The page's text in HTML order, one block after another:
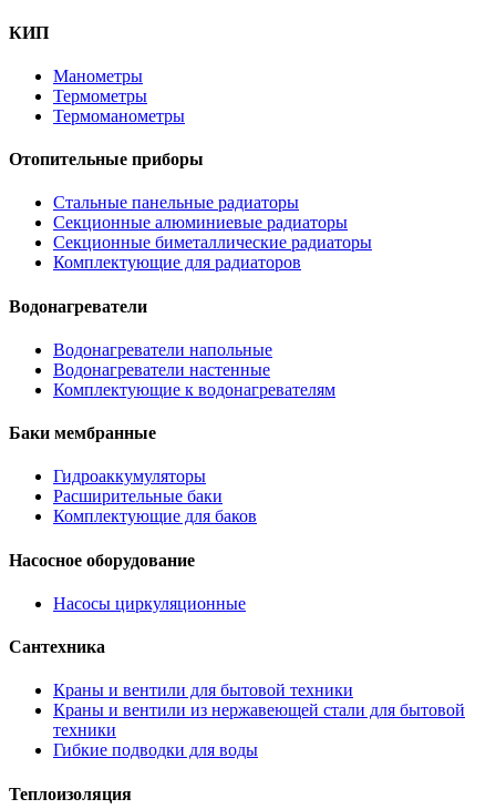
КИП
Манометры
Термометры
Термоманометры
Отопительные приборы
Стальные панельные радиаторы
Секционные алюминиевые радиаторы
Секционные биметаллические радиаторы
Комплектующие для радиаторов
Водонагреватели
Водонагреватели напольные
Водонагреватели настенные
Комплектующие к водонагревателям
Баки мембранные
Гидроаккумуляторы
Расширительные баки
Комплектующие для баков
Насосное оборудование
Насосы циркуляционные
Сантехника
Краны и вентили для бытовой техники
Краны и вентили из нержавеющей стали для бытовой
техники
Гибкие подводки для воды
Теплоизоляция